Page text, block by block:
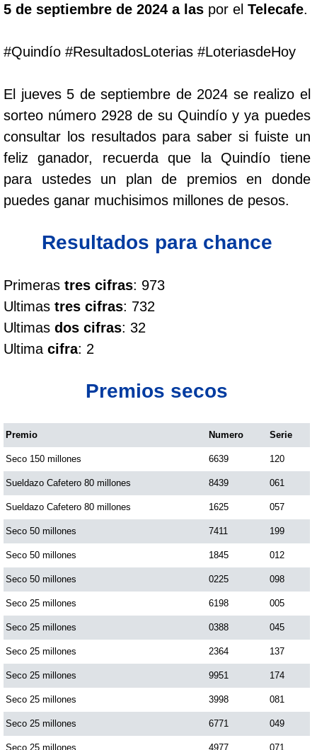
Antioqueñita Día
Antioqueñita Tarde
Astro Sol
Astro Luna
Cafeterito Tarde
Caribeña Noche
Chontico Día
Chontico Noche
Culona noche
Dorado Mañana
Dorado Tarde
Dorado Noche
Fantástica Día
Fantástica Noche
Motilon Tarde
5 de septiembre de 2024 a las por el Telecafe.
#Quindío #ResultadosLoterias #LoteriasdeHoy
El jueves 5 de septiembre de 2024 se realizo el
sorteo número 2928 de su Quindío y ya puedes
consultar los resultados para saber si fuiste un
feliz ganador, recuerda que la Quindío tiene
para ustedes un plan de premios en donde
puedes ganar muchisimos millones de pesos.
Resultados para chance
Primeras tres cifras: 973
Ultimas tres cifras: 732
Ultimas dos cifras: 32
Ultima cifra: 2
Premios secos
Premio Numero Serie
Seco 150 millones 6639 120
Sueldazo Cafetero 80 millones 8439 061
Sueldazo Cafetero 80 millones 1625 057
Seco 50 millones 7411 199
Seco 50 millones 1845 012
Seco 50 millones 0225 098
Seco 25 millones 6198 005
Seco 25 millones 0388 045
Seco 25 millones 2364 137
Seco 25 millones 9951 174
Seco 25 millones 3998 081
Seco 25 millones 6771 049
Seco 25 millones 4977 071